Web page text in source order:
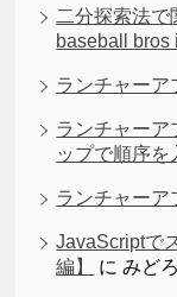
二分探索法で
baseball bros
ランチャーア
ランチャーア
ップで順序を
ランチャーア
JavaScriptで
編】
にみどろ